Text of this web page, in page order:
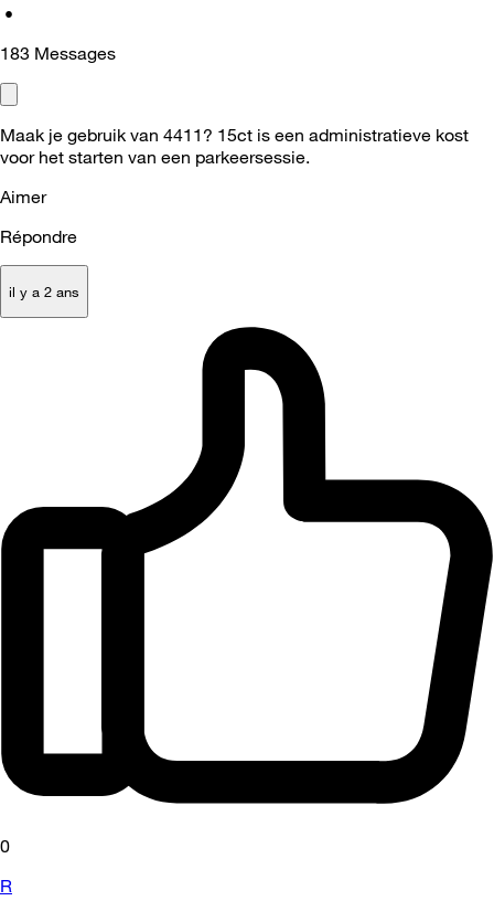
•
183 Messages
Maak je gebruik van 4411? 15ct is een administratieve kost
voor het starten van een parkeersessie.
Aimer
Répondre
il y a 2 ans
0
R